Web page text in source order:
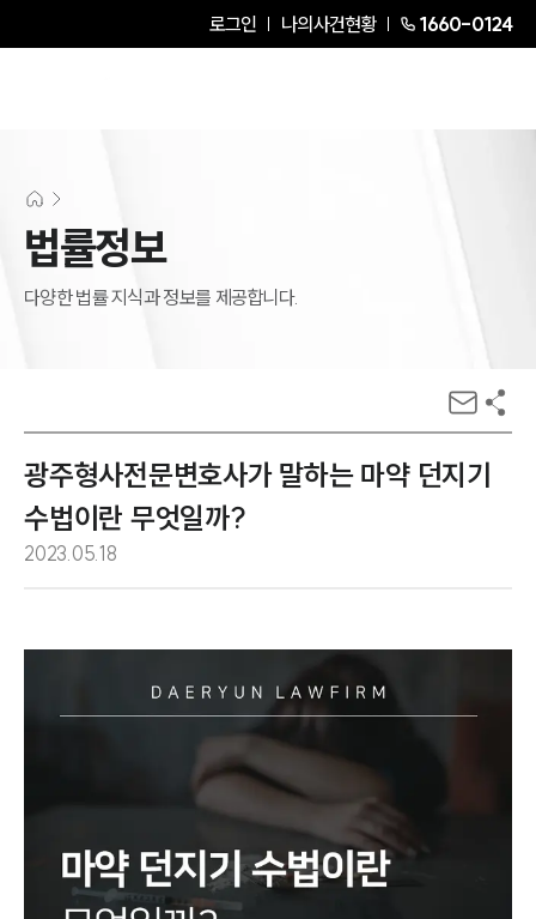
로그인 나의사건현황 1660-0124
법률정보
다양한 법률 지식과 정보를 제공합니다.
광주형사전문변호사가 말하는 마약 던지기
수법이란 무엇일까?
2023.05.18